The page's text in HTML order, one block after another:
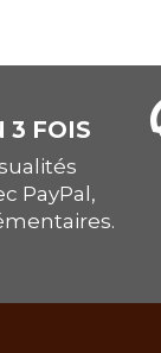
3 FOIS
PayPal,